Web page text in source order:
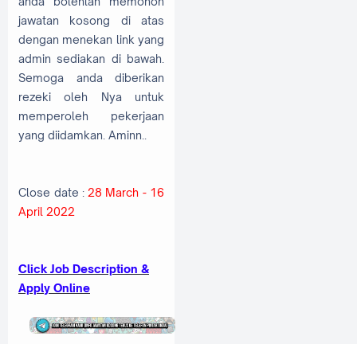
jawatan kosong di atas
dengan menekan link yang
admin sediakan di bawah.
Semoga anda diberikan
rezeki oleh Nya untuk
memperoleh pekerjaan
yang diidamkan. Aminn..
Close date : 28 March - 16
April 2022
Click Job Description &
Apply Online